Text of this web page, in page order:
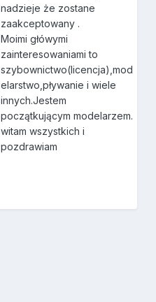
nadzieje że zostane
zaakceptowany .
Moimi główymi
zainteresowaniami to
szybownictwo(licencja),mod
elarstwo,pływanie i wiele
innych.Jestem
początkującym modelarzem.
witam wszystkich i
pozdrawiam